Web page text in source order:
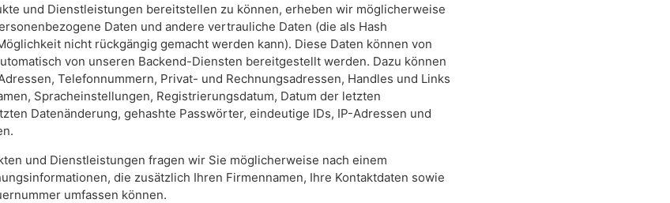
und Dienstleistungen bereitstellen zu können, erheben wir möglicherweise
Daten und andere vertrauliche Daten (die als Hash
nicht rückgängig gemacht werden kann). Diese Daten können von
von unseren Backend-Diensten bereitgestellt werden. Dazu können
Telefonnummern, Privat- und Rechnungsadressen, Handles und Links
Spracheinstellungen, Registrierungsdatum, Datum der letzten
Datenänderung, gehashte Passwörter, eindeutige IDs, IP-Adressen und
und Dienstleistungen fragen wir Sie möglicherweise nach einem
die zusätzlich Ihren Firmennamen, Ihre Kontaktdaten sowie
umfassen können.